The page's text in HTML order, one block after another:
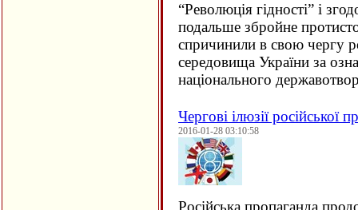
“Революція гідності” і
подальше збройне
спричинили в свою чергу
середовища України за
національного
Чергові ілюзії російської
2016-01-28 03:10:58